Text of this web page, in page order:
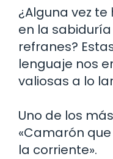
¿Alguna vez
en la
refranes?
lenguaje nos
valiosas a lo
Uno de los
«Camarón
la corriente».